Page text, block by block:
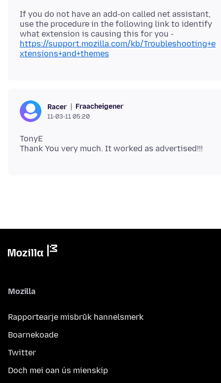
If you do not have an add-on called net assistant,
use the procedure in the following link to identify
what extension is causing this for you -
https://support.mozilla.com/kb/Troubleshooting+e
xtensions+and+themes
Racer Fraacheigener
11-03-11 05:20
TonyE
Mozilla
Rapportearje misbrûk hannelsmerk
Boarnekoade
Twitter
Doch mei oan ús mienskip